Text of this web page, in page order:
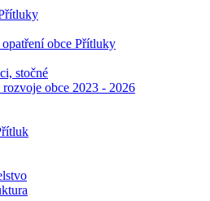
obce Přítluky
stočné
obce 2023 - 2026